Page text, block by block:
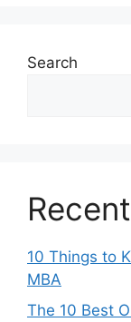
Search
10 Things to
MBA
The 10 Best